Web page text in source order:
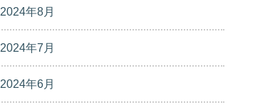
2024年8月
2024年7月
2024年6月